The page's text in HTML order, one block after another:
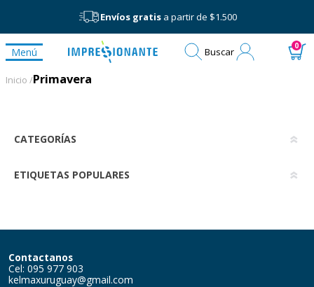
Envíos gratisa partir de $1.500
Menú Buscar 0
Primavera
Inicio /Primavera
CATEGORÍAS
ETIQUETAS POPULARES
Contactanos
Cel: 095 977 903
kelmaxuruguay@gmail.com